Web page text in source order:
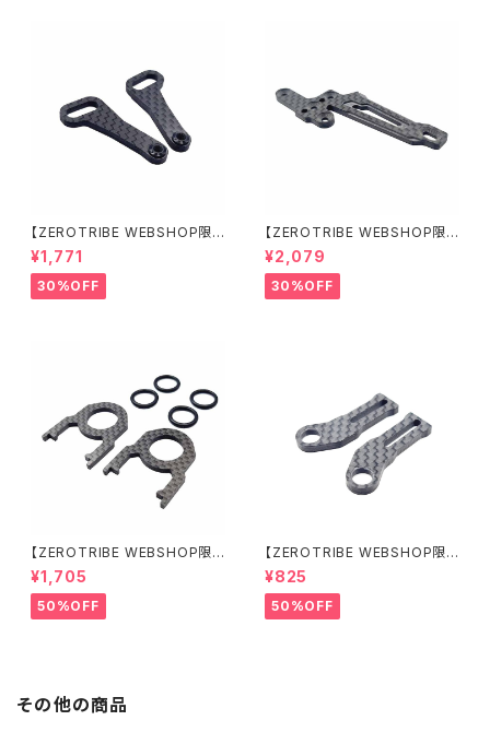
【ZEROTRIBE WEBSHOP限
定価格】RCM-X4-CSAF カ
ーボンフロントステアリングアー
ムセット XRAY X4用
¥1,771
30%OFF
【ZEROTRIBE WEBSHOP限
定価格】RCM-X4-FSM-F G
eoCarbon フローティングフロ
ントサーボマウント XRAY X4用
¥2,079
30%OFF
【ZEROTRIBE WEBSHOP限
定価格】RCM-BD11-TSE カ
ーボンツィーク スティックエンド
プレートセット YOKOMO BD11
用
¥1,705
50%OFF
【ZEROTRIBE WEBSHOP限
定価格】RCM-HRP-ZX-BD10
LCE Horizontalリアポストボ
ディマウンティングエクステンシ
ョンプレート Yokomo BD10L
¥825
50%OFF
その他の商品